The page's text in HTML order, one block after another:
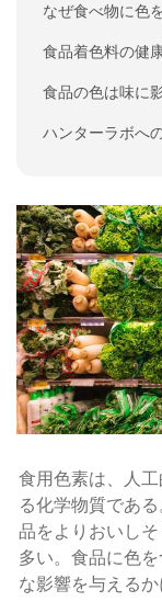
なぜ食べ物に色
食品着色料の健
食品の色は味に
ハンターラボへ
食用色素は、人
る化学物質であ
品をよりおいし
多い。食品に色
な影響を与える